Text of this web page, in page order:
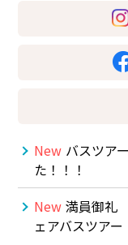
New バスツア
た！！！
New 満員御礼
ェアバスツアー